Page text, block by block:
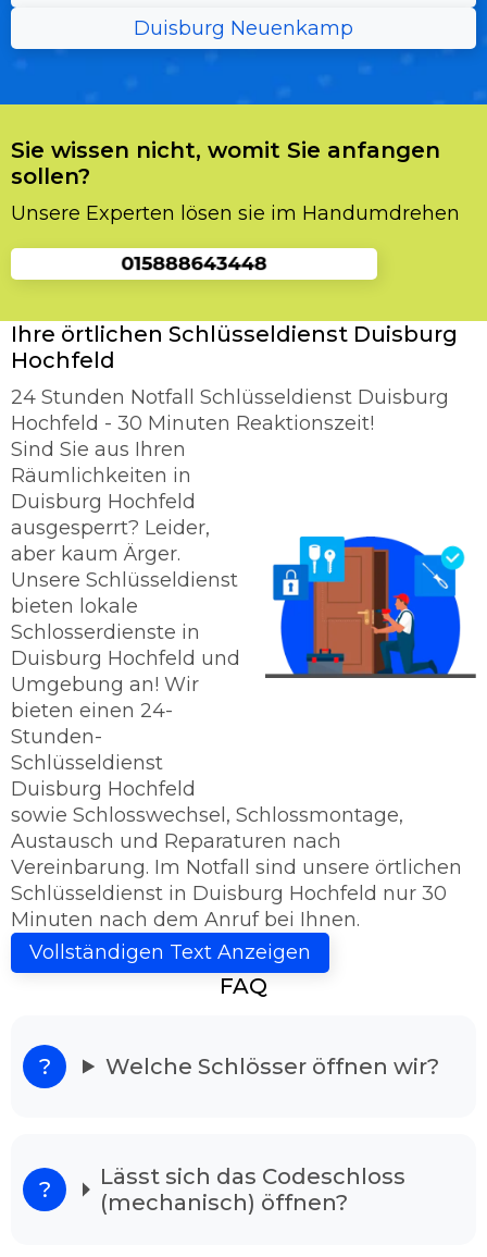
Duisburg Neuenkamp
Sie wissen nicht, womit Sie anfangen
sollen?
Unsere Experten lösen sie im Handumdrehen
Ihre örtlichen Schlüsseldienst Duisburg
Hochfeld
24 Stunden Notfall Schlüsseldienst Duisburg
Hochfeld - 30 Minuten Reaktionszeit!
Sind Sie aus Ihren
Räumlichkeiten in
Duisburg Hochfeld
ausgesperrt? Leider,
aber kaum Ärger.
Unsere Schlüsseldienst
bieten lokale
Schlosserdienste in
Duisburg Hochfeld und
Umgebung an! Wir
bieten einen 24-
Stunden-
Schlüsseldienst
Duisburg Hochfeld
sowie Schlosswechsel, Schlossmontage,
Austausch und Reparaturen nach
Vereinbarung. Im Notfall sind unsere örtlichen
Schlüsseldienst in Duisburg Hochfeld nur 30
Minuten nach dem Anruf bei Ihnen.
Schlüsseldienst Duisburg Hochfeld - Sie
haben das Ziel erreicht!
Duisburg Hochfeld ist 24h rund um die Uhr für
Sie einsatzbereit. Unser Schlüsseldienst bietet
Notsituation
Unsere Schlüsseldienst ist 24/7 in der Woche
Vollständigen Text Anzeigen
FAQ
Welche Schlösser öffnen wir?
Lässt sich das Codeschloss
(mechanisch) öffnen?